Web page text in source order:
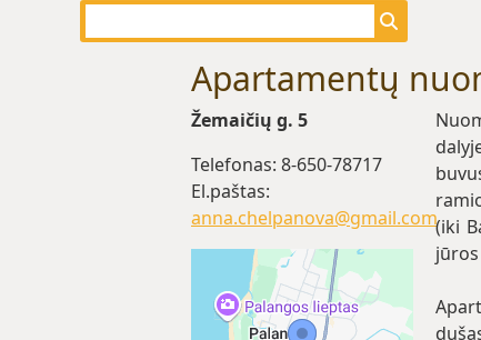
Apartamentų
Žemaičių g. 5
Telefonas: 8-650-78717
El.paštas:
anna.chelpanova@gmail.com(iki